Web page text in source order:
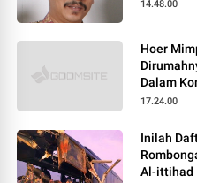
14.48.00
Hoer
Dalam
17.24.00
Inilah
Al-ittihad